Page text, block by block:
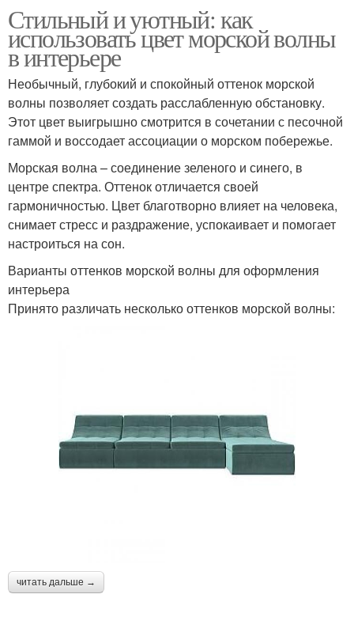
Стильный и уютный: как
использовать цвет морской волны
в интерьере
Необычный, глубокий и спокойный оттенок морской
волны позволяет создать расслабленную обстановку.
Этот цвет выигрышно смотрится в сочетании с песочной
гаммой и воссодает ассоциации о морском побережье.
Морская волна – соединение зеленого и синего, в
центре спектра. Оттенок отличается своей
гармоничностью. Цвет благотворно влияет на человека,
снимает стресс и раздражение, успокаивает и помогает
настроиться на сон.
Варианты оттенков морской волны для оформления
интерьера
Принято различать несколько оттенков морской волны:
читать дальше →